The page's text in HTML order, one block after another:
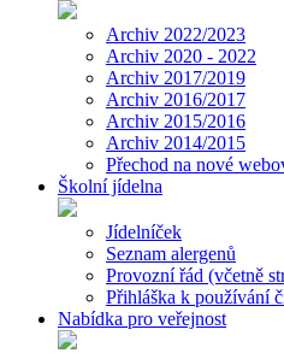
Archiv 2022/2023
Archiv 2020 - 2022
Archiv 2017/2019
Archiv 2016/2017
Archiv 2015/2016
Archiv 2014/2015
Přechod na nové
Školní jídelna
Jídelníček
Seznam alergenů
Provozní řád (včetně
Přihláška k používání
Nabídka pro veřejnost